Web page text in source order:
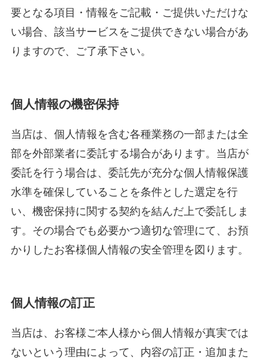
要となる項目・情報をご記載・ご提供いただけな
い場合、該当サービスをご提供できない場合があ
りますので、ご了承下さい。
個人情報の機密保持
当店は、個人情報を含む各種業務の一部または全
部を外部業者に委託する場合があります。当店が
委託を行う場合は、委託先が充分な個人情報保護
水準を確保していることを条件とした選定を行
い、機密保持に関する契約を結んだ上で委託しま
す。その場合でも必要かつ適切な管理にて、お預
かりしたお客様個人情報の安全管理を図ります。
個人情報の訂正
当店は、お客様ご本人様から個人情報が真実では
ないという理由によって、内容の訂正・追加また